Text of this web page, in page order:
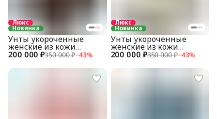
Люкс
Новинка
200 000 ₽350 000 ₽−43%
Унты укороченные
женские из кожи
питона
Люкс
Новинка
200 000 ₽350 000 ₽−43%
Унты укороченные
женские из кожи
питона